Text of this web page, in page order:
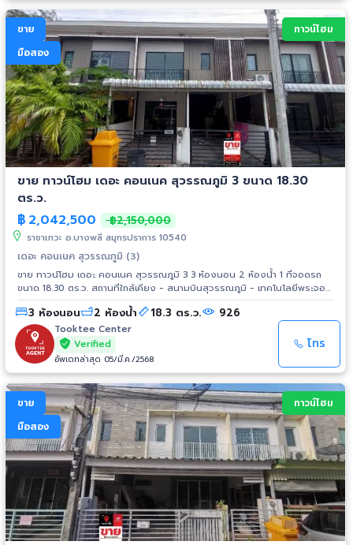
ขาย
มือสอง
ทาวน์โฮม
ขาย ทาวน์โฮม เดอะ คอนเนค สุวรรณภูมิ 3 ขนาด 18.30
ตร.ว.
฿ 2,042,500 ฿2,150,000
ราชาเทวะ อ.บางพลี สมุทรปราการ 10540
เดอะ คอนเนค สุวรรณภูมิ (3)
ขาย ทาวน์โฮม เดอะ คอนเนค สุวรรณภูมิ 3 3 ห้องนอน 2 ห้องน้ำ 1 ที่จอดรถ
ขนาด 18.30 ตร.ว. สถานที่ใกล้เคียง - สนามบินสุวรรณภูมิ - เทคโนโลยีพระจอม
เกล้าฯ ลาดกระบัง - เดอะพาซิโอ มอลล์ ลาดกระบัง - ม.รามคำแหง บางนา -
รพ.จุฬารัตน์ 1 - เมกา บางนา - ถ.กิ่งแก้ว - ถ.อ่อนนุช (สุขุมวิท 77) - ถ.วงแหวน
รอบนอกตะวันออก - ถ.พระราม 9 - มอเตอร์เวย์
3 ห้องนอน 2 ห้องน้ำ 18.3 ตร.ว. 926
Tooktee Center
Verified
อัพเดทล่าสุด 05/มี.ค./2568
โทร
ขาย
มือสอง
ทาวน์โฮม